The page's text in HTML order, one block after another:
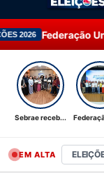
Progressista
Sebrae receb...
EM ALTA